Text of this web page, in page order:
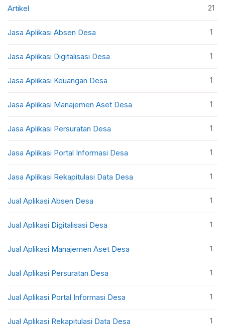
Artikel 21
Jasa Aplikasi Absen Desa 1
Jasa Aplikasi Digitalisasi Desa 1
Jasa Aplikasi Keuangan Desa 1
Jasa Aplikasi Manajemen Aset Desa 1
Jasa Aplikasi Persuratan Desa 1
Jasa Aplikasi Portal Informasi Desa 1
Jasa Aplikasi Rekapitulasi Data Desa 1
Jual Aplikasi Absen Desa 1
Jual Aplikasi Digitalisasi Desa 1
Jual Aplikasi Manajemen Aset Desa 1
Jual Aplikasi Persuratan Desa 1
Jual Aplikasi Portal Informasi Desa 1
Jual Aplikasi Rekapitulasi Data Desa 1